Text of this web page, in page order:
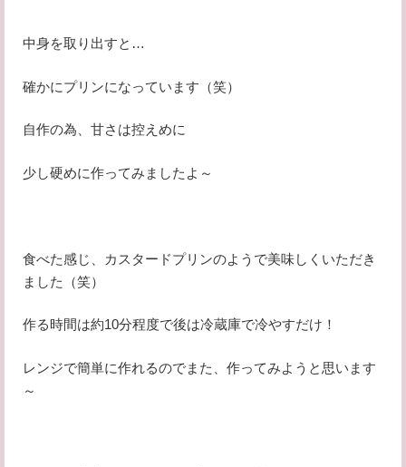
中身を取り出すと…
確かにプリンになっています（笑）
自作の為、甘さは控えめに
少し硬めに作ってみましたよ～
食べた感じ、カスタードプリンのようで美味しくいただき
ました（笑）
作る時間は約10分程度で後は冷蔵庫で冷やすだけ！
レンジで簡単に作れるのでまた、作ってみようと思います
～